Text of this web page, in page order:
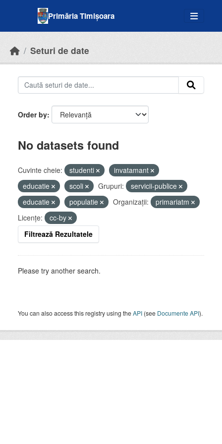
Primăria Timișoara
Seturi de date
Order by
No datasets found
Cuvinte cheie: studenti
invatamant
educatie
scoli Grupuri:
servicii-publice
educatie
populatie Organizații:
primariatm
Licenţe:
cc-by
Filtrează Rezultatele
Please try another search.
You can also access this registry using theAPI (see Documente API).